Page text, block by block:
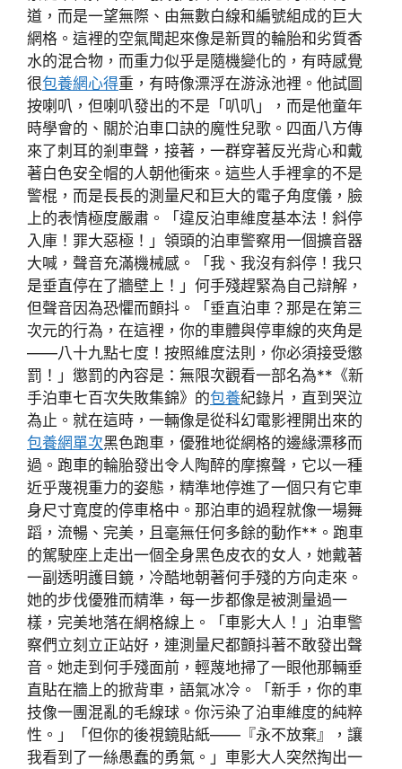
道，而是一望無際、由無數白線和編號組成的巨大
網格。這裡的空氣聞起來像是新買的輪胎和劣質香
水的混合物，而重力似乎是隨機變化的，有時感覺
很包養網心得重，有時像漂浮在游泳池裡。他試圖
按喇叭，但喇叭發出的不是「叭叭」，而是他童年
時學會的、關於泊車口訣的魔性兒歌。四面八方傳
來了刺耳的剎車聲，接著，一群穿著反光背心和戴
著白色安全帽的人朝他衝來。這些人手裡拿的不是
警棍，而是長長的測量尺和巨大的電子角度儀，臉
上的表情極度嚴肅。「違反泊車維度基本法！斜停
入庫！罪大惡極！」領頭的泊車警察用一個擴音器
大喊，聲音充滿機械感。「我、我沒有斜停！我只
是垂直停在了牆壁上！」何手殘趕緊為自己辯解，
但聲音因為恐懼而顫抖。「垂直泊車？那是在第三
次元的行為，在這裡，你的車體與停車線的夾角是
——八十九點七度！按照維度法則，你必須接受懲
罰！」懲罰的內容是：無限次觀看一部名為**《新
手泊車七百次失敗集錦》的包養紀錄片，直到哭泣
為止。就在這時，一輛像是從科幻電影裡開出來的
包養網單次黑色跑車，優雅地從網格的邊緣漂移而
過。跑車的輪胎發出令人陶醉的摩擦聲，它以一種
近乎蔑視重力的姿態，精準地停進了一個只有它車
身尺寸寬度的停車格中。那泊車的過程就像一場舞
蹈，流暢、完美，且毫無任何多餘的動作**。跑車
的駕駛座上走出一個全身黑色皮衣的女人，她戴著
一副透明護目鏡，冷酷地朝著何手殘的方向走來。
她的步伐優雅而精準，每一步都像是被測量過一
樣，完美地落在網格線上。「車影大人！」泊車警
察們立刻立正站好，連測量尺都顫抖著不敢發出聲
音。她走到何手殘面前，輕蔑地掃了一眼他那輛垂
直貼在牆上的掀背車，語氣冰冷。「新手，你的車
技像一團混亂的毛線球。你污染了泊車維度的純粹
性。」「但你的後視鏡貼紙——『永不放棄』，讓
我看到了一絲愚蠢的勇氣。」車影大人突然掏出一